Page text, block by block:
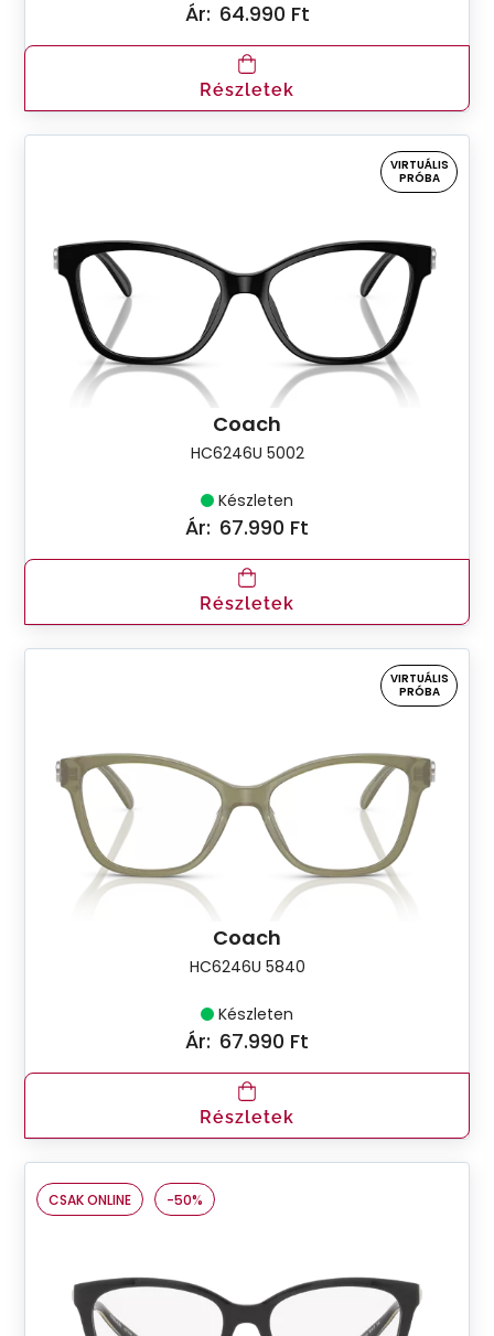
Ár: 64.990 Ft
Részletek
VIRTUÁLIS
PRÓBA
Coach
HC6246U 5002
Készleten
Ár: 67.990 Ft
Részletek
VIRTUÁLIS
PRÓBA
Coach
HC6246U 5840
Készleten
Ár: 67.990 Ft
Részletek
CSAK ONLINE -50%